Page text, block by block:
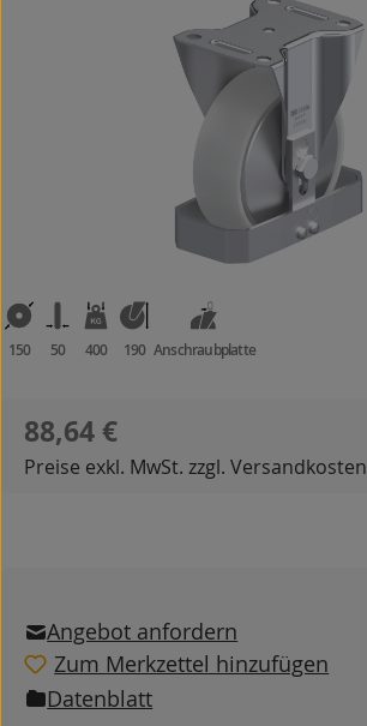
150 50 400 190 Anschraubplatte
Regulärer Preis:
88,64 €
Preise exkl. MwSt. zzgl. Versandkosten
Angebot anfordern
Zum Merkzettel hinzufügen
Datenblatt